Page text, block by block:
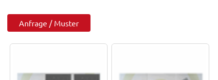
Anfrage / Muster